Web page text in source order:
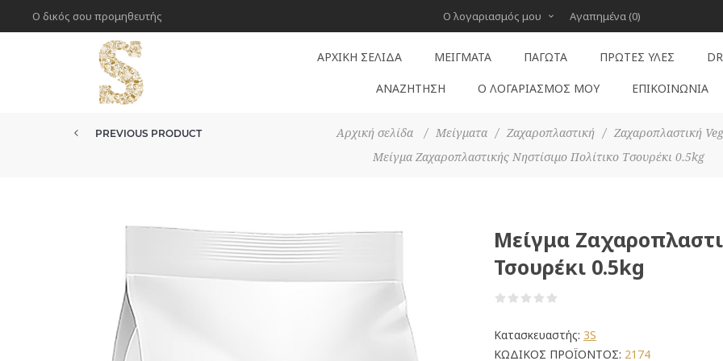
Ο δικός σου προμηθευτής Ο λογαριασμός μου Αγαπημένα (0)
ΑΡΧΙΚΉ ΣΕΛΊΔΑ ΜΕΊΓΜΑΤΑ ΠΑΓΩΤΆ ΠΡΏΤΕΣ ΎΛΕΣ
ΑΝΑΖΉΤΗΣΗ Ο ΛΟΓΑΡΙΑΣΜΌΣ ΜΟΥ ΕΠΙΚΟΙΝΩΝΊΑ
Αρχική σελίδα / Μείγματα / Ζαχαροπλαστική / Ζαχαροπλαστική
Μείγμα Ζαχαροπλαστικής Νηστίσιμο Πολίτικο Τσουρέκι 0.5kg
PREVIOUS PRODUCT
Μείγμα
Τσουρέκι 0.5kg
Κατασκευαστής: 3S
ΚΩΔΙΚΟΣ ΠΡΟΪΟΝΤΟΣ: 2174